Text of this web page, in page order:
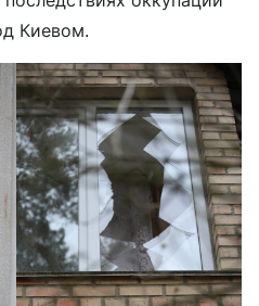
Киевом.